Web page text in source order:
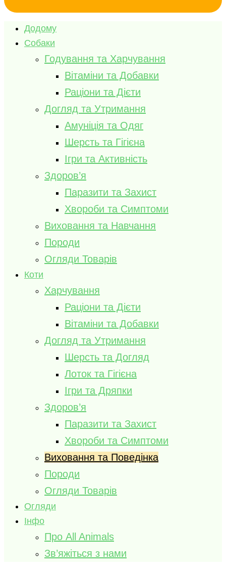
Додому
Собаки
Годування та Харчування
Вітаміни та Добавки
Раціони та Дієти
Догляд та Утримання
Амуніція та Одяг
Шерсть та Гігієна
Ігри та Активність
Здоров’я
Паразити та Захист
Хвороби та Симптоми
Виховання та Навчання
Породи
Огляди Товарів
Коти
Харчування
Раціони та Дієти
Вітаміни та Добавки
Догляд та Утримання
Шерсть та Догляд
Лоток та Гігієна
Ігри та Дряпки
Здоров’я
Паразити та Захист
Хвороби та Симптоми
Виховання та Поведінка
Породи
Огляди Товарів
Огляди
Інфо
Про All Animals
Зв’яжіться з нами